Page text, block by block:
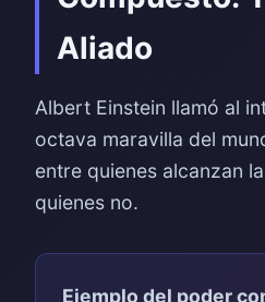
Aliado
Albert Einstein llamó al
octava maravilla del
entre quienes alcanzan
quienes no.
Ejemplo del poder